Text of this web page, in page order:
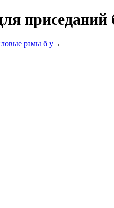
приседаний
рамы б у→